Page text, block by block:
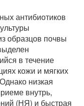
антибиотиков
образцов почвы
в течение
кожи и мягких
низкая
внутрь,
(НЯ) и быстрая